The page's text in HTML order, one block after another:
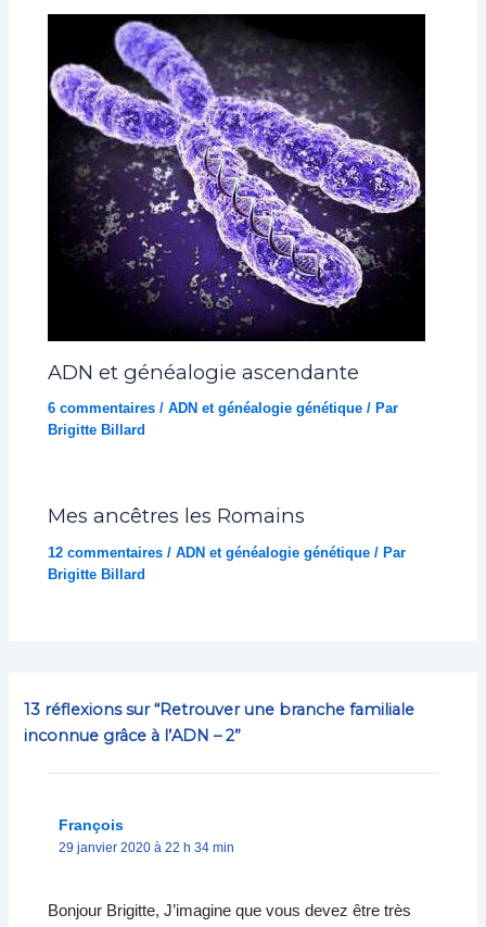
ADN et généalogie ascendante
6 commentaires /ADN et généalogie génétique / Par
Brigitte Billard
Mes ancêtres les Romains
12 commentaires /ADN et généalogie génétique / Par
Brigitte Billard
13 réflexions sur “Retrouver une branche familiale
inconnue grâce à l’ADN – 2”
François
29 janvier 2020 à 22 h 34 min
Bonjour Brigitte, J’imagine que vous devez être très